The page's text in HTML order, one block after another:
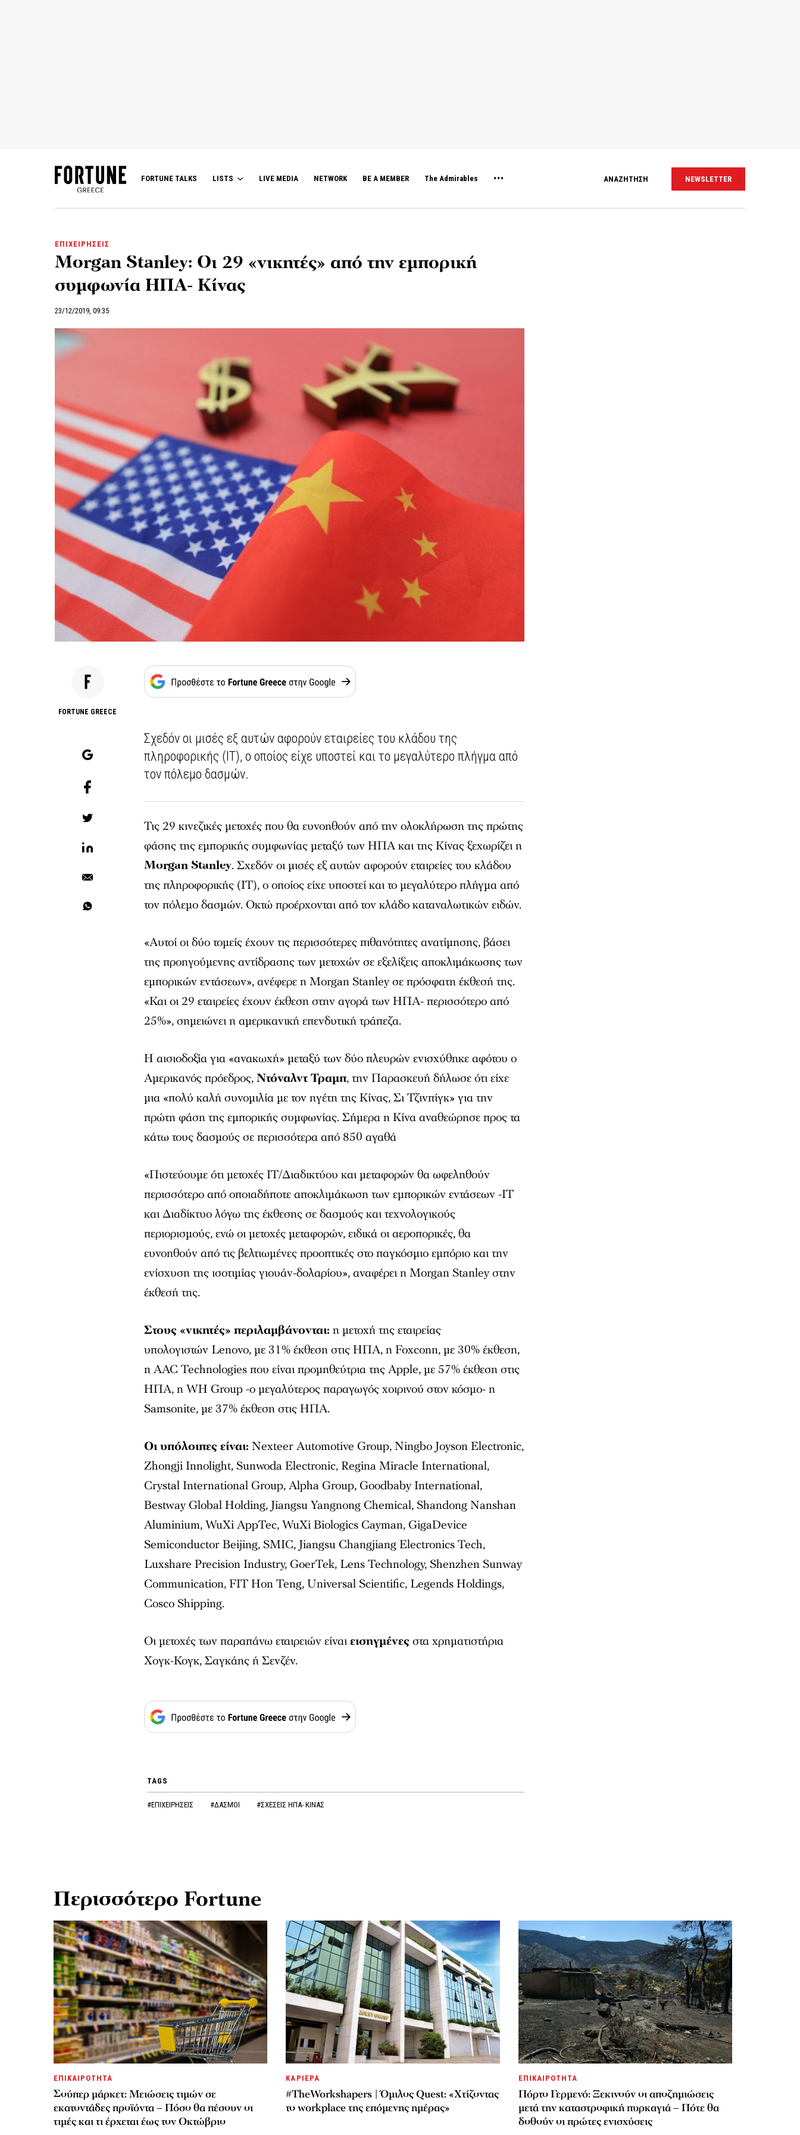
FORTUNE TALKS LISTS LIVE MEDIA NETWORK BE A MEMBER The Admirables ΑΝΑΖΗΤΗΣΗ NEWSLETTER
ΕΠΙΧΕΙΡΗΣΕΙΣ
Morgan Stanley: Οι 29 «νικητές» από την εμπορική
συμφωνία ΗΠΑ- Κίνας
23/12/2019, 09:35
FORTUNE GREECE
Σχεδόν οι μισές εξ αυτών αφορούν εταιρείες του κλάδου της
πληροφορικής (IT), ο οποίος είχε υποστεί και το μεγαλύτερο πλήγμα από
τον πόλεμο δασμών.
Τις 29 κινεζικές μετοχές που θα ευνοηθούν από την ολοκλήρωση της πρώτης
φάσης της εμπορικής συμφωνίας μεταξύ των ΗΠΑ και της Κίνας ξεχωρίζει η
Morgan Stanley. Σχεδόν οι μισές εξ αυτών αφορούν εταιρείες του κλάδου
της πληροφορικής (IT), ο οποίος είχε υποστεί και το μεγαλύτερο πλήγμα από
τον πόλεμο δασμών. Οκτώ προέρχονται από τον κλάδο καταναλωτικών ειδών.
«Αυτοί οι δύο τομείς έχουν τις περισσότερες πιθανότητες ανατίμησης, βάσει
της προηγούμενης αντίδρασης των μετοχών σε εξελίξεις αποκλιμάκωσης των
εμπορικών εντάσεων», ανέφερε η Morgan Stanley σε πρόσφατη έκθεσή της.
«Και οι 29 εταιρείες έχουν έκθεση στην αγορά των ΗΠΑ- περισσότερο από
25%», σημειώνει η αμερικανική επενδυτική τράπεζα.
Η αισιοδοξία για «ανακωχή» μεταξύ των δύο πλευρών ενισχύθηκε αφότου ο
Αμερικανός πρόεδρος,Ντόναλντ Τραμπ, την Παρασκευή δήλωσε ότι είχε
μια «πολύ καλή συνομιλία με τον ηγέτη της Κίνας, Σι Τζινπίγκ» για την
πρώτη φάση της εμπορικής συμφωνίας. Σήμερα η Κίνα αναθεώρησε προς τα
κάτω τους δασμούς σε περισσότερα από 850 αγαθά
«Πιστεύουμε ότι μετοχές ΙΤ/Διαδικτύου και μεταφορών θα ωφεληθούν
περισσότερο από οποιαδήποτε αποκλιμάκωση των εμπορικών εντάσεων -ΙΤ
και Διαδίκτυο λόγω της έκθεσης σε δασμούς και τεχνολογικούς
περιορισμούς, ενώ οι μετοχές μεταφορών, ειδικά οι αεροπορικές, θα
ευνοηθούν από τις βελτιωμένες προοπτικές στο παγκόσμιο εμπόριο και την
ενίσχυση της ισοτιμίας γιουάν-δολαρίου», αναφέρει η Morgan Stanley στην
έκθεσή της.
Στους «νικητές» περιλαμβάνονται: η μετοχή της εταιρείας
υπολογιστών Lenovo, με 31% έκθεση στις ΗΠΑ, η Foxconn, με 30% έκθεση,
η AAC Technologies που είναι προμηθεύτρια της Apple, με 57% έκθεση στις
ΗΠΑ, η WH Group -ο μεγαλύτερος παραγωγός χοιρινού στον κόσμο- η
Samsonite, με 37% έκθεση στις ΗΠΑ.
Οιυπόλοιπες είναι: Nexteer Automotive Group, Ningbo Joyson Electronic,
Zhongji Innolight, Sunwoda Electronic, Regina Miracle International,
Crystal International Group, Alpha Group, Goodbaby International,
Bestway Global Holding, Jiangsu Yangnong Chemical, Shandong Nanshan
Aluminium, WuXi AppTec, WuXi Biologics Cayman, GigaDevice
Semiconductor Beijing, SMIC, Jiangsu Changjiang Electronics Tech,
Luxshare Precision Industry, GoerTek, Lens Technology, Shenzhen Sunway
Communication, FIT Hon Teng, Universal Scientific, Legends Holdings,
Cosco Shipping.
Οι μετοχές των παραπάνω εταιρειών είναιεισηγμένες στα χρηματιστήρια
Χογκ-Κογκ, Σαγκάης ή Σενζέν.
TAGS
#ΕΠΙΧΕΙΡΗΣΕΙΣ #ΔΑΣΜΟΙ #ΣΧΕΣΕΙΣ ΗΠΑ- ΚΙΝΑΣ
Περισσότερο Fortune
ΕΠΙΚΑΙΡΟΤΗΤΑ
Σούπερ μάρκετ: Μειώσεις τιμών σε
εκατοντάδες προϊόντα – Πόσο θα πέσουν οι
τιμές και τι έρχεται έως τον Οκτώβριο
ΚΑΡΙΕΡΑ
#TheWorkshapers | Όμιλος Quest: «Χτίζοντας
το workplace της επόμενης ημέρας»
ΕΠΙΚΑΙΡΟΤΗΤΑ
Πόρτο Γερμενό: Ξεκινούν οι αποζημιώσεις
μετά την καταστροφική πυρκαγιά – Πότε θα
δοθούν οι πρώτες ενισχύσεις